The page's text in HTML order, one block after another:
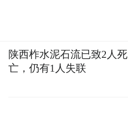
陕西柞水泥石流已致2人死
亡，仍有1人失联